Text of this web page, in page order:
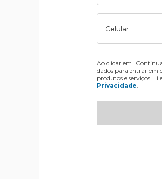
Celular
Ao clicar em
dados para entrar em
produtos e serviços. Li
Privacidade